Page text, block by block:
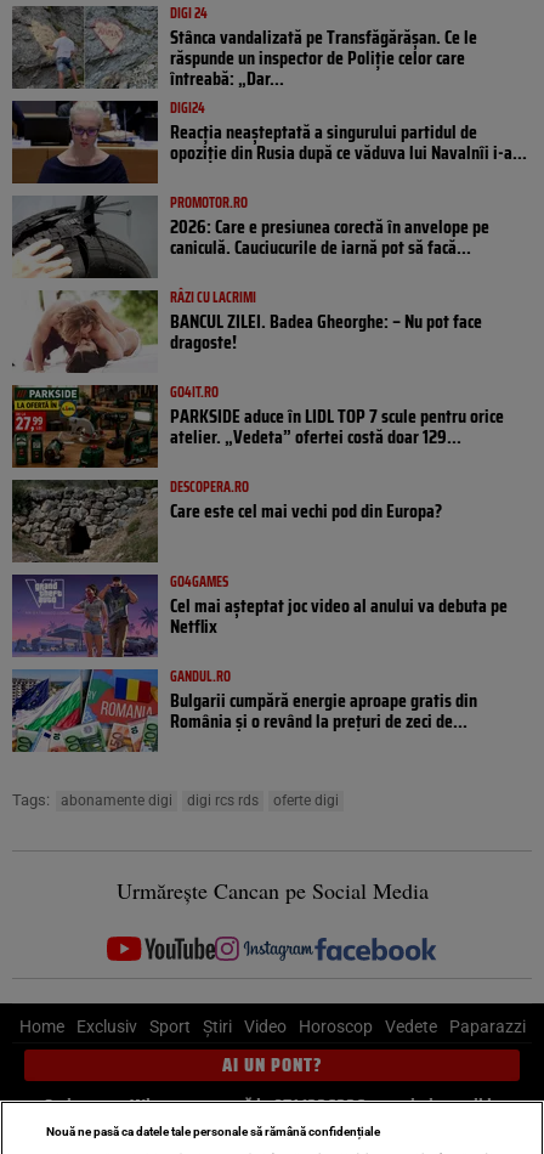
DIGI 24
Stânca vandalizată pe Transfăgărășan. Ce le
răspunde un inspector de Poliție celor care
întreabă: „Dar...
DIGI24
Reacția neașteptată a singurului partidul de
opoziţie din Rusia după ce văduva lui Navalnîi i-a...
PROMOTOR.RO
2026: Care e presiunea corectă în anvelope pe
caniculă. Cauciucurile de iarnă pot să facă...
RÂZI CU LACRIMI
BANCUL ZILEI. Badea Gheorghe: – Nu pot face
dragoste!
GO4IT.RO
PARKSIDE aduce în LIDL TOP 7 scule pentru orice
atelier. „Vedeta” ofertei costă doar 129...
DESCOPERA.RO
Care este cel mai vechi pod din Europa?
GO4GAMES
Cel mai așteptat joc video al anului va debuta pe
Netflix
GANDUL.RO
Bulgarii cumpără energie aproape gratis din
România și o revând la prețuri de zeci de...
Tags: abonamente digi digi rcs rds oferte digi
Urmărește Cancan pe Social Media
Home Exclusiv Sport Știri Video Horoscop Vedete Paparazzi
AI UN PONT?
Scrie-ne pe Whatsapp, sună la 0741226226 sau trimite mail la
pont@cancan.ro
Nouă ne pasă ca datele tale personale să rămână confidențiale